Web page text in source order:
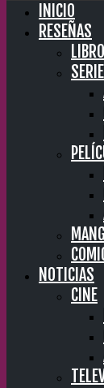
INICIO
RESEÑAS
NOTICIAS
CINE